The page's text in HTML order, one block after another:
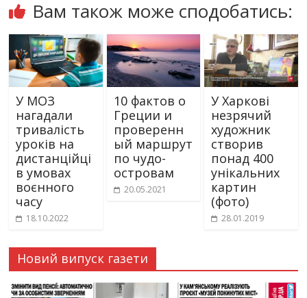
Вам також може сподобатись:
У МОЗ
нагадали
тривалість
уроків на
дистанційці
в умовах
воєнного
часу
18.10.2022
10 фактов о
Греции и
проверенн
ый маршрут
по чудо-
островам
20.05.2021
У Харкові
незрячий
художник
створив
понад 400
унікальних
картин
(фото)
28.01.2019
Новий випуск газети